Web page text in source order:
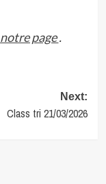
notre page.
Next:
Class tri 21/03/2026